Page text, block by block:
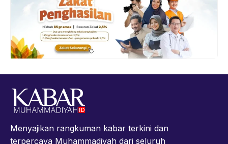
Menyajikan rangkuman kabar terkini dan
terpercaya Muhammadiyah dari seluruh